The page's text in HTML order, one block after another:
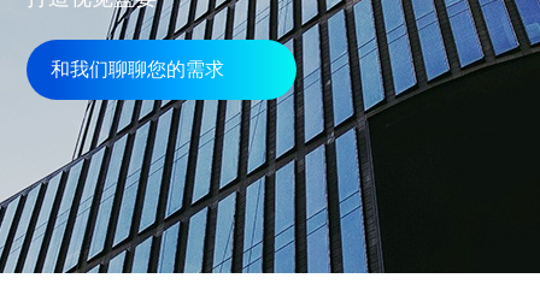
服
解
方
案
网
改
版
务
案
关
于
联
和我们聊聊您的需求